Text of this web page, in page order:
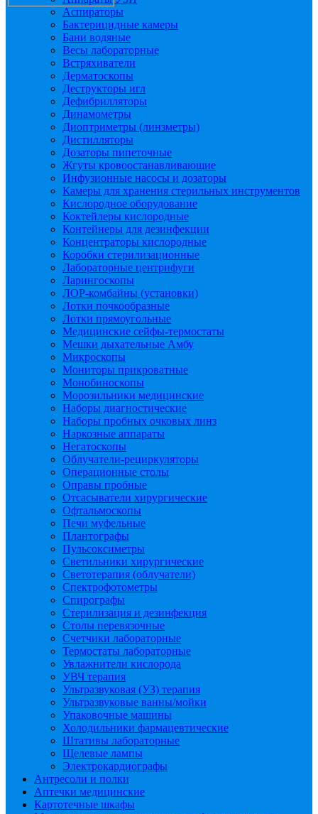
Аспираторы
Бактерицидные камеры
Бани водяные
Весы лабораторные
Встряхиватели
Дерматоскопы
Деструкторы игл
Дефибрилляторы
Динамометры
Диоптриметры (линзметры)
Дистилляторы
Дозаторы пипеточные
Жгуты кровоостанавливающие
Инфузионные насосы и дозаторы
Камеры для хранения стерильных инструментов
Кислородное оборудование
Коктейлеры кислородные
Контейнеры для дезинфекции
Концентраторы кислородные
Коробки стерилизационные
Лабораторные центрифуги
Ларингоскопы
ЛОР-комбайны (установки)
Лотки почкообразные
Лотки прямоугольные
Медицинские сейфы-термостаты
Мешки дыхательные Амбу
Микроскопы
Мониторы прикроватные
Монобиноскопы
Морозильники медицинские
Наборы диагностические
Наборы пробных очковых линз
Наркозные аппараты
Негатоскопы
Облучатели-рециркуляторы
Операционные столы
Оправы пробные
Отсасыватели хирургические
Офтальмоскопы
Печи муфельные
Плантографы
Пульсоксиметры
Светильники хирургические
Светотерапия (облучатели)
Спектрофотометры
Спирографы
Стерилизация и дезинфекция
Столы перевязочные
Счетчики лабораторные
Термостаты лабораторные
Увлажнители кислорода
УВЧ терапия
Ультразвуковая (УЗ) терапия
Ультразвуковые ванны/мойки
Упаковочные машины
Холодильники фармацевтические
Штативы лабораторные
Щелевые лампы
Электрокардиографы
Антресоли и полки
Аптечки медицинские
Картотечные шкафы